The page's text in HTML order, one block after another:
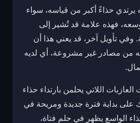
حذاءً أكبر من قياسه، سواء
فهذه علامة قد تُشير إلى
وفي تأويل آخر، قد يعني هذا أن
من مصادر غير مشروعة، أي لديه
العازبات اللاتي يحلمن بارتداء حذاء
على بداية فترة جديدة ومريحة في
الواسع يظهر في حلم فتاة،